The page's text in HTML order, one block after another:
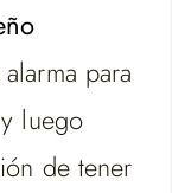
para
luego
de tener